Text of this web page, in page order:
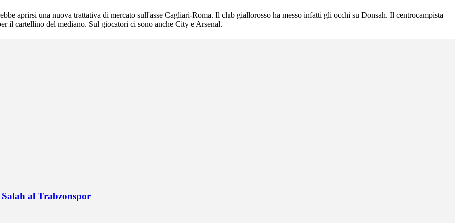
aprirsi una nuova trattativa di mercato sull'asse Cagliari-Roma. Il club giallorosso ha messo infatti gli occhi su Donsah. Il centrocampista
il cartellino del mediano. Sul giocatori ci sono anche City e Arsenal.
al Trabzonspor